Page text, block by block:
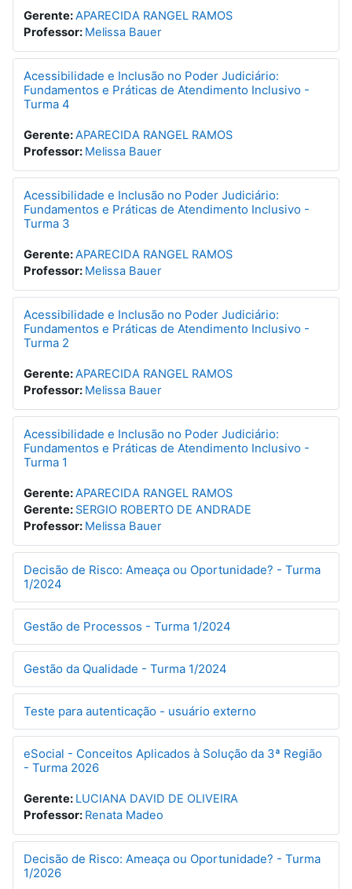
Gerente:APARECIDA RANGEL RAMOS
Professor: Melissa Bauer
Acessibilidade e Inclusão no Poder Judiciário:
Fundamentos e Práticas de Atendimento Inclusivo -
Turma 4
Gerente:APARECIDA RANGEL RAMOS
Professor: Melissa Bauer
Acessibilidade e Inclusão no Poder Judiciário:
Fundamentos e Práticas de Atendimento Inclusivo -
Turma 3
Gerente:APARECIDA RANGEL RAMOS
Professor: Melissa Bauer
Acessibilidade e Inclusão no Poder Judiciário:
Fundamentos e Práticas de Atendimento Inclusivo -
Turma 2
Gerente:APARECIDA RANGEL RAMOS
Professor: Melissa Bauer
Acessibilidade e Inclusão no Poder Judiciário:
Fundamentos e Práticas de Atendimento Inclusivo -
Turma 1
Gerente:APARECIDA RANGEL RAMOS
Gerente: SERGIO ROBERTO DE ANDRADE
Professor: Melissa Bauer
Decisão de Risco: Ameaça ou Oportunidade? - Turma
1/2024
Gestão de Processos - Turma 1/2024
Gestão da Qualidade - Turma 1/2024
Teste para autenticação - usuário externo
eSocial - Conceitos Aplicados à Solução da 3ª Região
- Turma 2026
Gerente: LUCIANA DAVID DE OLIVEIRA
Professor: Renata Madeo
Decisão de Risco: Ameaça ou Oportunidade? - Turma
1/2026